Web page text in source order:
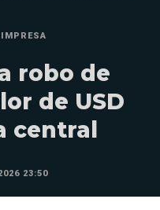
robo de
de USD
central
23:50